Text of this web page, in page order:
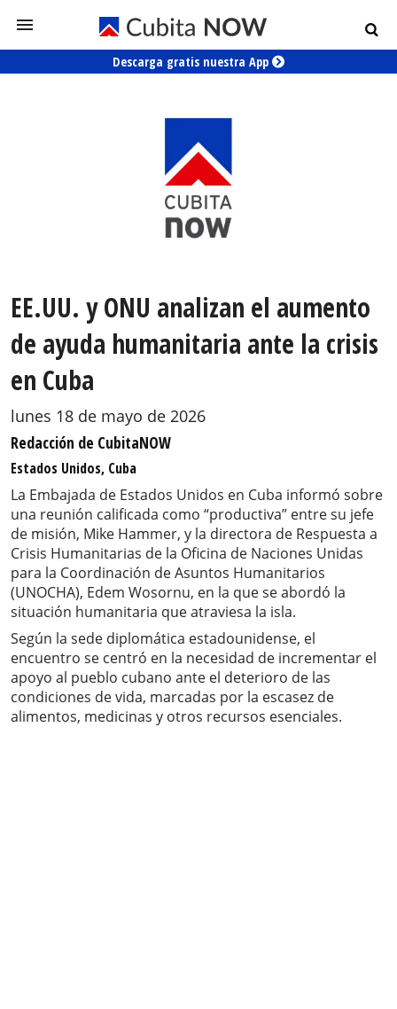
Descarga gratis nuestra App
EE.UU. y ONU analizan el aumento
de ayuda humanitaria ante la crisis
en Cuba
lunes 18 de mayo de 2026
Redacción de CubitaNOW
Estados Unidos, Cuba
La Embajada de Estados Unidos en Cuba informó sobre
una reunión calificada como “productiva” entre su jefe
de misión, Mike Hammer, y la directora de Respuesta a
Crisis Humanitarias de la Oficina de Naciones Unidas
para la Coordinación de Asuntos Humanitarios
(UNOCHA), Edem Wosornu, en la que se abordó la
situación humanitaria que atraviesa la isla.
Según la sede diplomática estadounidense, el
encuentro se centró en la necesidad de incrementar el
apoyo al pueblo cubano ante el deterioro de las
condiciones de vida, marcadas por la escasez de
alimentos, medicinas y otros recursos esenciales.